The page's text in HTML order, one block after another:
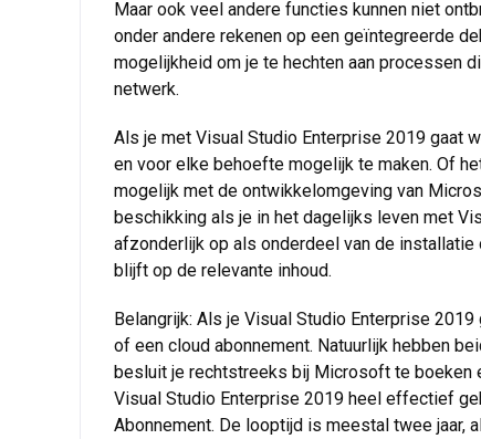
Maar ook veel andere functies kunnen niet
onder andere rekenen op een geïntegreerde
mogelijkheid om je te hechten aan processen
netwerk.
Als je met Visual Studio Enterprise 2019 gaat
en voor elke behoefte mogelijk te maken. Of
mogelijk met de ontwikkelomgeving van
beschikking als je in het dagelijks leven met
afzonderlijk op als onderdeel van de
blijft op de relevante inhoud.
Belangrijk: Als je Visual Studio Enterprise
of een cloud abonnement. Natuurlijk hebben
besluit je rechtstreeks bij Microsoft te boeken
Visual Studio Enterprise 2019 heel effectief
Abonnement. De looptijd is meestal twee